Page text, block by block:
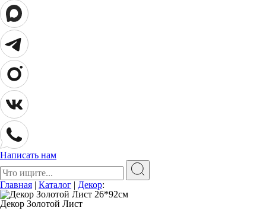
Написать нам
Поиск:
Главная | Каталог | Декор:
Декор Золотой Лист